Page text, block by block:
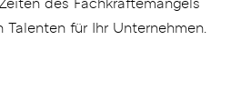
für Ihr Unternehmen.